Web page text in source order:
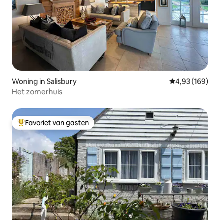
Woning in Salisbury Gemiddelde
4,93 (169)
Het zomerhuis
Topfavoriet van gasten
Favoriet van gasten